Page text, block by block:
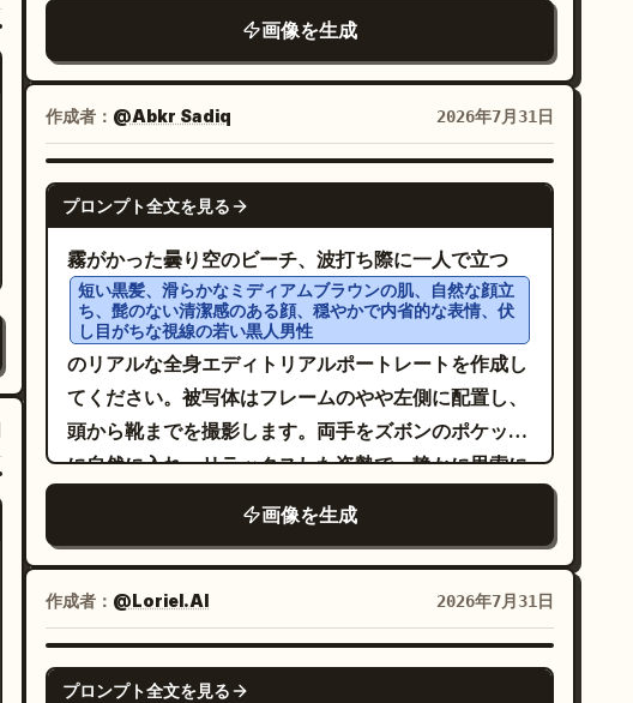
24mm 超広角レンズ、極端なパースペクティブの歪
み、マスターピース、最高品質、8K、フォトリア
ル。
は、まるで精巧に配置された宝石のように見えます。
周囲には、新鮮なマンゴーのスライスを少量、スプー
ン、そして瑞々しい水滴をあしらいます。照明は、明
るさを抑えた午後のトロピカルな自然光を再現。リア
ルなフルーツの質感、ガラスの質感、そしてデザート
の層を表現します。高級デザート広告スタイル、縦
型・高精細。 ポスターには、高級感のある中国語と英
語のタイポグラフィを含めてください。テキストは過
度な装飾を避け、明瞭で読みやすいものにしてくださ
い。内容： ブランド名: Guoyu Dessert 商品名:
英語サブタイトル: MANGO POMELO
SAGO スローガン:
トロピカルな光をボウルに閉じ込めて
ショートラベル:
濃厚マンゴー / ひんやり甘い タイポグラフィ要件: 商
品名をメインのビジュアルタイトルとし、英語サブタ
イトルは小さめに、ブランド名は上部に、スローガン
クリーンで洗練された、実際のデザートブランドの広
告のような仕上がりにしてください。
画像を生成
作成者： @Abkr Sadiq 2026年7月31日
GPT IMAGE 2
プロンプト全文を見る
霧がかった曇り空のビーチ、波打ち際に一人で立つ
短い黒髪、滑らかなミディアムブラウンの肌、自然な顔立
ち、髭のない清潔感のある顔、穏やかで内省的な表情、伏
し目がちな視線の若い黒人男性
のリアルな全身エディトリアルポートレートを作成し
てください。被写体はフレームのやや左側に配置し、
頭から靴までを撮影します。両手をズボンのポケット
に自然に入れ、リラックスした姿勢で、静かに思索に
4つの要素を正確に描写してください：落ち着いたス
レートブルーの半袖リネン製キャンプカラーシャツ
（タックアウトし、首元を少し開ける）、ゆったりと
したオフホワイトのリネンパンツ、清潔感のある白い
ローファー、そして手首にさりげないブレスレットま
画像を生成
作成者： @Loriel.AI 2026年7月31日
GPT IMAGE 2
プロンプト全文を見る